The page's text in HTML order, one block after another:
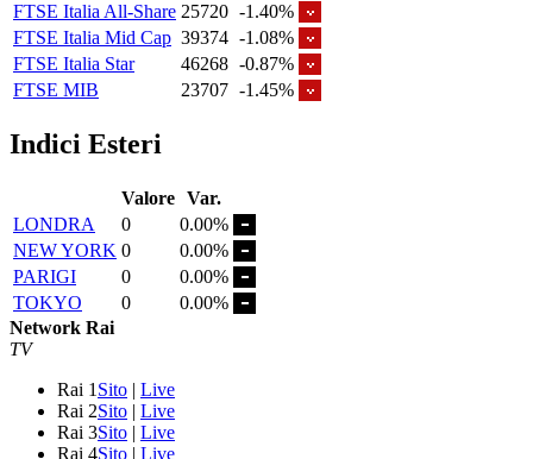
FTSE Italia All-Share 25720 -1.40%
FTSE Italia Mid Cap 39374 -1.08%
FTSE Italia Star
46268 -0.87%
FTSE MIB
23707 -1.45%
Indici Esteri
Valore Var.
LONDRA
0
0.00%
NEW YORK 0
0.00%
PARIGI
0
0.00%
TOKYO
0
0.00%
Network Rai
TV
Rai 1 Sito | Live
Rai 2Sito | Live
Rai 3Sito | Live
Rai 4Sito | Live